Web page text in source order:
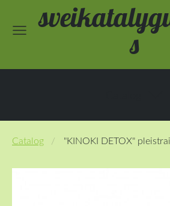
s
Catalog "KINOKI DETOX" pleistrai